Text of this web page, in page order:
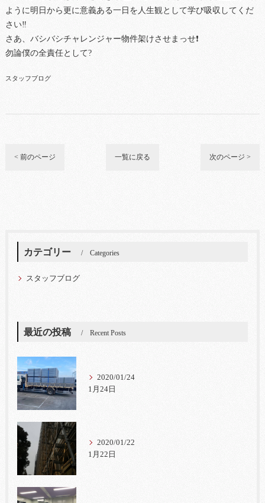
ように明日から更に意義ある一日を人生観として学び吸収してくだ
さい‼
さあ、バシバシチャレンジャー物件架けさせまっせ❗
勿論僕の全責任として?
スタッフブログ
< 前のページ 一覧に戻る 次のページ >
カテゴリー Categories
スタッフブログ
最近の投稿 Recent Posts
2020/01/24
1月24日
2020/01/22
1月22日